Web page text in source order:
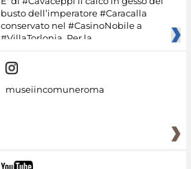
busto dell’imperatore #Caracalla
conservato nel #CasinoNobile a
#VillaTorlonia. Per la
museiincomuneroma